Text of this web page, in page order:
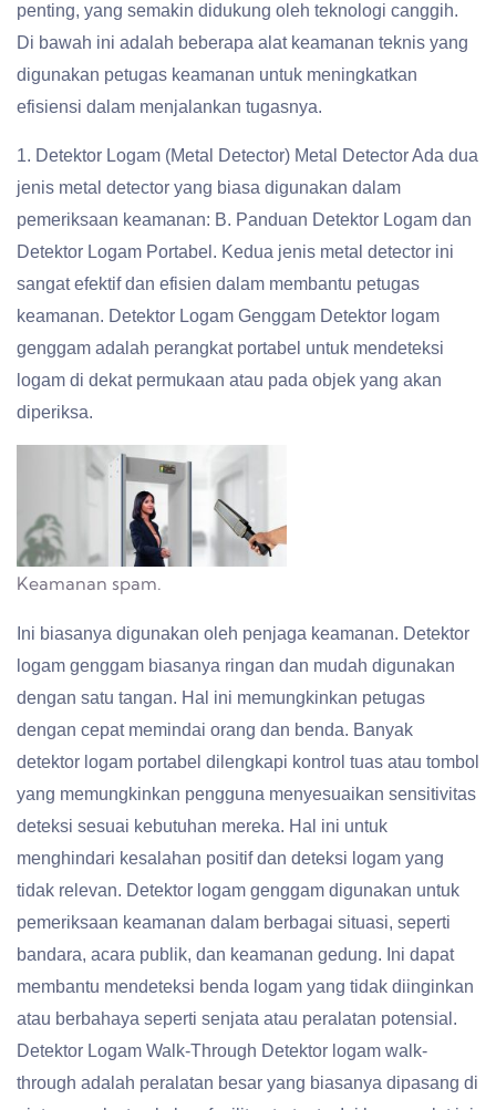
penting, yang semakin didukung oleh teknologi canggih.
Di bawah ini adalah beberapa alat keamanan teknis yang
digunakan petugas keamanan untuk meningkatkan
efisiensi dalam menjalankan tugasnya.
1. Detektor Logam (Metal Detector) Metal Detector Ada dua
jenis metal detector yang biasa digunakan dalam
pemeriksaan keamanan: B. Panduan Detektor Logam dan
Detektor Logam Portabel. Kedua jenis metal detector ini
sangat efektif dan efisien dalam membantu petugas
keamanan. Detektor Logam Genggam Detektor logam
genggam adalah perangkat portabel untuk mendeteksi
logam di dekat permukaan atau pada objek yang akan
diperiksa.
Keamanan spam.
Ini biasanya digunakan oleh penjaga keamanan. Detektor
logam genggam biasanya ringan dan mudah digunakan
dengan satu tangan. Hal ini memungkinkan petugas
dengan cepat memindai orang dan benda. Banyak
detektor logam portabel dilengkapi kontrol tuas atau tombol
yang memungkinkan pengguna menyesuaikan sensitivitas
deteksi sesuai kebutuhan mereka. Hal ini untuk
menghindari kesalahan positif dan deteksi logam yang
tidak relevan. Detektor logam genggam digunakan untuk
pemeriksaan keamanan dalam berbagai situasi, seperti
bandara, acara publik, dan keamanan gedung. Ini dapat
membantu mendeteksi benda logam yang tidak diinginkan
atau berbahaya seperti senjata atau peralatan potensial.
Detektor Logam Walk-Through Detektor logam walk-
through adalah peralatan besar yang biasanya dipasang di